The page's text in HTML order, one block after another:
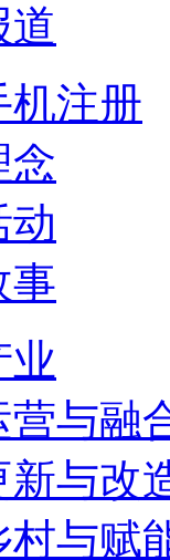
道
机注册
念
动
事
业
营与融
新与改
村与赋